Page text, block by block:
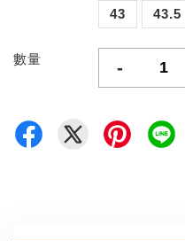
43 43.5
數量 -